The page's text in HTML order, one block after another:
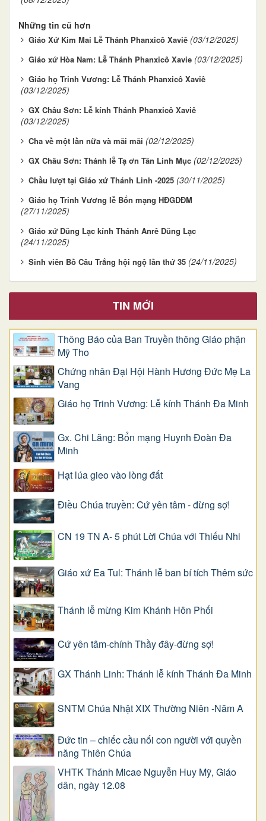
Những tin cũ hơn
Giáo Xứ Kim Mai Lễ Thánh Phanxicô Xaviê (03/12/2025)
Giáo xứ Hòa Nam: Lễ Thánh Phanxicô Xavie (03/12/2025)
Giáo họ Trinh Vương: Lễ Thánh Phanxicô Xaviê
(03/12/2025)
GX Châu Sơn: Lễ kính Thánh Phanxicô Xaviê
(03/12/2025)
Cha về một lần nữa và mãi mãi (02/12/2025)
GX Châu Sơn: Thánh lễ Tạ ơn Tân Linh Mục (02/12/2025)
Chầu lượt tại Giáo xứ Thánh Linh -2025 (30/11/2025)
Giáo họ Trinh Vương lễ Bổn mạng HĐGDĐM
(27/11/2025)
Giáo xứ Dũng Lạc kính Thánh Anrê Dũng Lạc
(24/11/2025)
Sinh viên Bồ Câu Trắng hội ngộ lần thứ 35 (24/11/2025)
TIN MỚI
Thông Báo của Ban Truyền thông Giáo phận
Mỹ Tho
Chứng nhân Đại Hội Hành Hương Đức Mẹ La
Vang
Giáo họ Trinh Vương: Lễ kính Thánh Đa Minh
Gx. Chi Lăng: Bổn mạng Huynh Đoàn Đa
Minh
Hạt lúa gieo vào lòng đất
Điều Chúa truyền: Cứ yên tâm - đừng sợ!
CN 19 TN A- 5 phút Lời Chúa với Thiếu Nhi
Giáo xứ Ea Tul: Thánh lễ ban bí tích Thêm sức
Thánh lễ mừng Kim Khánh Hôn Phối
Cứ yên tâm-chính Thầy đây-đừng sợ!
GX Thánh Linh: Thánh lễ kính Thánh Đa Minh
SNTM Chúa Nhật XIX Thường Niên -Năm A
Đức tin – chiếc cầu nối con người với quyền
năng Thiên Chúa
VHTK Thánh Micae Nguyễn Huy Mỹ, Giáo
dân, ngày 12.08